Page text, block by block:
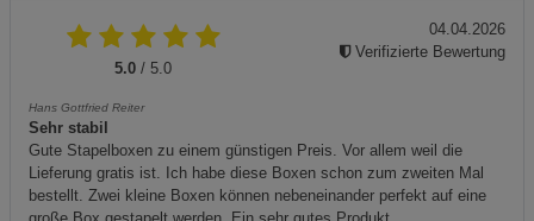
5.0 / 5.0
Hans Gottfried Reiter
Sehr stabil
Gute Stapelboxen zu einem günstigen Preis. Vor allem weil die
Lieferung gratis ist. Ich habe diese Boxen schon zum zweiten Mal
bestellt. Zwei kleine Boxen können nebeneinander perfekt auf eine
04.04.2026
Verifizierte Bewertung